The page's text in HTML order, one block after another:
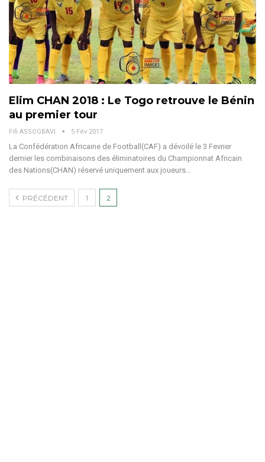
Elim CHAN 2018 : Le Togo retrouve le Bénin
au premier tour
Fifi ASSOGBAVI 5 Fév 2017
La Confédération Africaine de Football(CAF) a dévoilé le 3 Fevrier
dernier les combinaisons des éliminatoires du Championnat Africain
des Nations(CHAN) réservé uniquement aux joueurs…
PRÉCÉDENT 1 2